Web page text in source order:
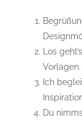
Los
Vorlagen.
Ich
Du